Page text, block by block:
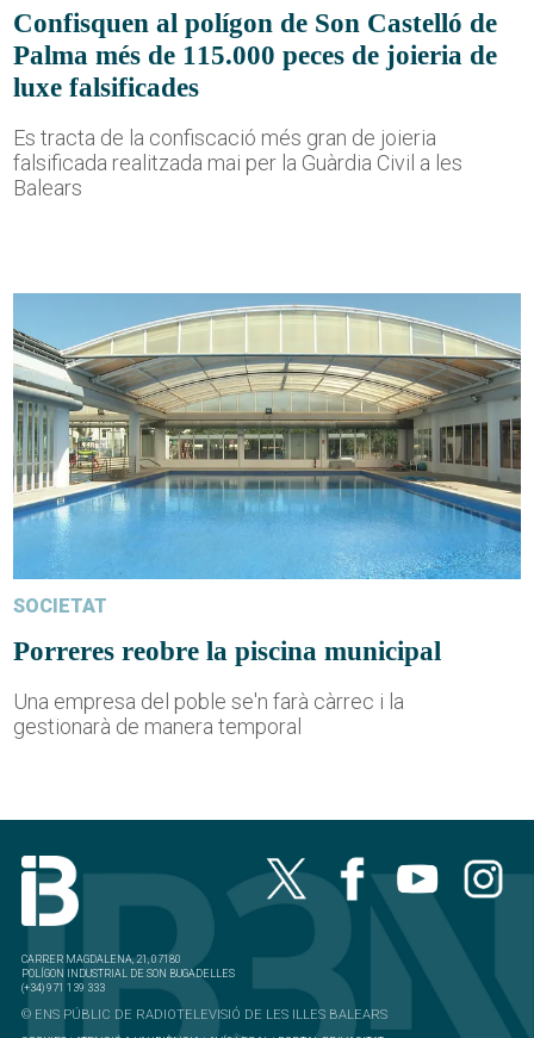
Confisquen al polígon de Son Castelló de
Palma més de 115.000 peces de joieria de
luxe falsificades
Es tracta de la confiscació més gran de joieria
falsificada realitzada mai per la Guàrdia Civil a les
Balears
SOCIETAT
Porreres reobre la piscina municipal
Una empresa del poble se'n farà càrrec i la
gestionarà de manera temporal
CARRER MAGDALENA, 21, 07180
POLÍGON INDUSTRIAL DE SON BUGADELLES
(+34) 971 139 333
© ENS PÚBLIC DE RADIOTELEVISIÓ DE LES ILLES BALEARS